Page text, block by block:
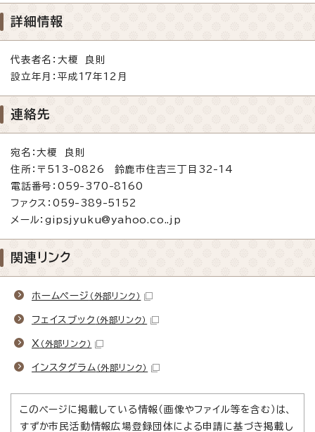
詳細情報
代表者名：大榎 良則
設立年月：平成17年12月
連絡先
宛名：大榎 良則
住所：〒513-0826 鈴鹿市住吉三丁目32-14
電話番号：059-370-8160
ファクス：059-389-5152
メール：gipsjyuku@yahoo.co..jp
関連リンク
ホームページ （外部リンク）
フェイスブック （外部リンク）
X （外部リンク）
インスタグラム （外部リンク）
このページに掲載している情報（画像やファイル等を含む）は、
すずか市民活動情報広場登録団体による申請に基づき掲載し